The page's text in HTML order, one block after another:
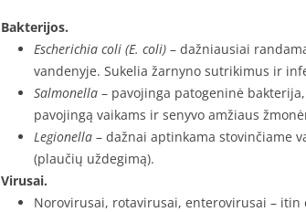
Bakterijos.
Escherichia coli (E. coli) – dažniausiai
vandenyje. Sukelia žarnyno sutrikimus ir
Salmonella – pavojinga patogeninė
pavojingą vaikams ir senyvo amžiaus
Legionella – dažnai aptinkama stovinčiame
(plaučių uždegimą).
Virusai.
Norovirusai, rotavirusai, enterovirusai –